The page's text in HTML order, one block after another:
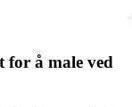
for å male ved